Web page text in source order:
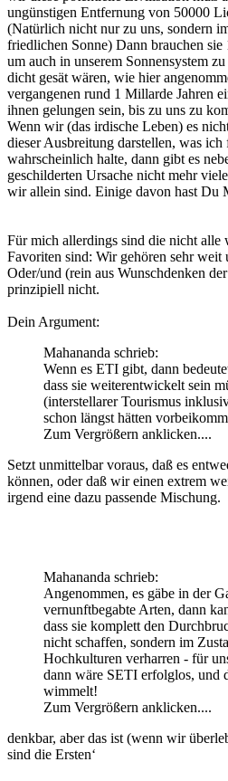
ungünstigen Entfernung von 50000
(Natürlich nicht nur zu uns, sondern
friedlichen Sonne) Dann brauchen
um auch in unserem Sonnensystem
dicht gesät wären, wie hier
vergangenen rund 1 Millarde Jahren
ihnen gelungen sein, bis zu uns zu
Wenn wir (das irdische Leben) es
dieser Ausbreitung darstellen, was
wahrscheinlich halte, dann gibt es
geschilderten Ursache nicht mehr
wir allein sind. Einige davon hast Du
Für mich allerdings sind die nicht alle
Favoriten sind: Wir gehören sehr weit
Oder/und (rein aus Wunschdenken
prinzipiell nicht.
Dein Argument:
Mahananda schrieb:
Wenn es ETI gibt, dann
dass sie weiterentwickelt sein
(interstellarer Tourismus
schon längst hätten
Zum Vergrößern anklicken....
Setzt unmittelbar voraus, daß es
können, oder daß wir einen extrem
irgend eine dazu passende Mischung.
Mahananda schrieb:
Angenommen, es gäbe in der
vernunftbegabte Arten, dann
dass sie komplett den
nicht schaffen, sondern im
Hochkulturen verharren - für
dann wäre SETI erfolglos, und
wimmelt!
Zum Vergrößern anklicken....
denkbar, aber das ist (wenn wir
sind die Ersten‘